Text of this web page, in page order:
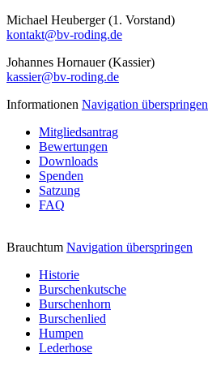
Michael Heuberger (1. Vorstand)
kontakt@bv-roding.de
Johannes Hornauer (Kassier)
kassier@bv-roding.de
Informationen Navigation überspringen
Mitgliedsantrag
Bewertungen
Downloads
Spenden
Satzung
FAQ
Brauchtum Navigation überspringen
Historie
Burschenkutsche
Burschenhorn
Burschenlied
Humpen
Lederhose